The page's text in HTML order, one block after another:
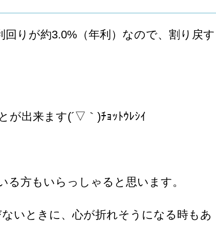
りが約3.0%（年利）なので、割り戻す
が出来ます(´▽｀)ﾁｮｯﾄｳﾚｼｲ
る方もいらっしゃると思います。
いときに、心が折れそうになる時もあ